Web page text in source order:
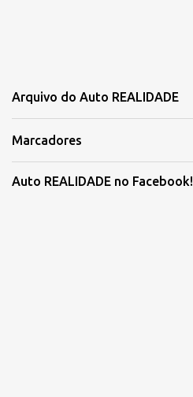
Arquivo do Auto REALIDADE
Marcadores
Auto REALIDADE no Facebook!